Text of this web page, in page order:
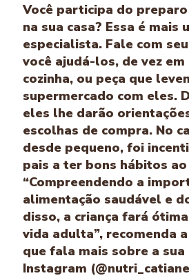
Você participa do
na sua casa? Essa é mais
especialista. Fale com
você ajudá-los, de vez em
cozinha, ou peça que
supermercado com eles.
eles lhe darão
escolhas de compra. No
desde pequeno, foi
pais a ter bons hábitos
“Compreendendo a
alimentação saudável e
disso, a criança fará
vida adulta”, recomenda
que fala mais sobre a
Instagram